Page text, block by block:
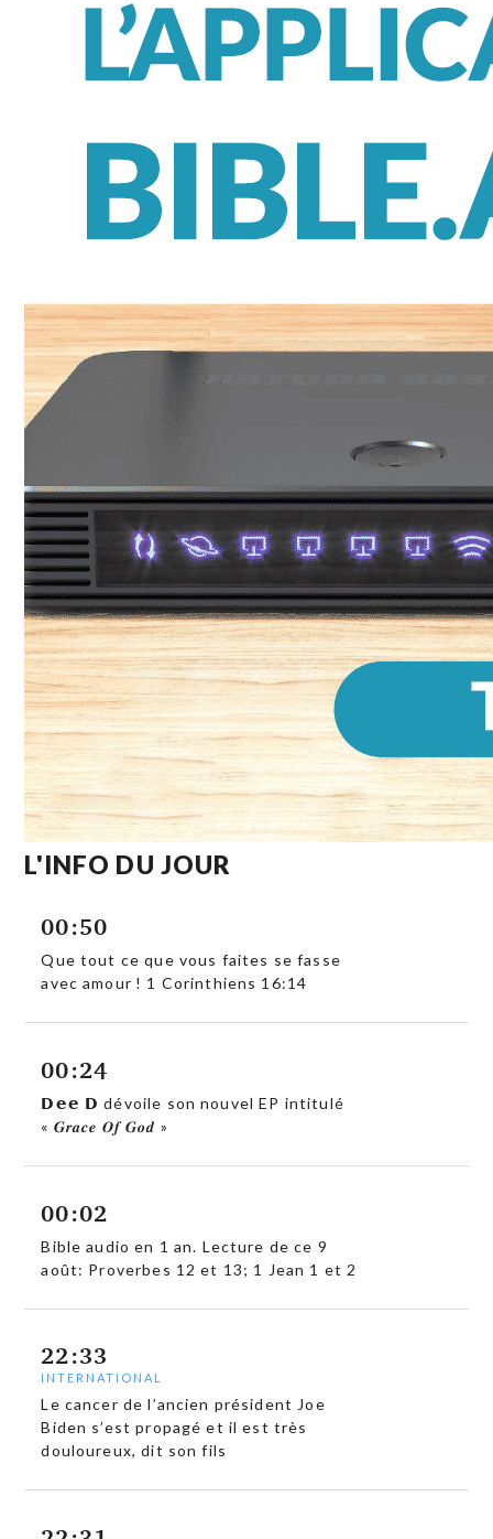
L'INFO DU JOUR
00:50
Que tout ce que vous faites se fasse
avec amour ! 1 Corinthiens 16:14
00:24
𝗗𝗲𝗲 𝗗 dévoile son nouvel EP intitulé
« 𝑮𝒓𝒂𝒄𝒆 𝑶𝒇 𝑮𝒐𝒅 »
00:02
Bible audio en 1 an. Lecture de ce 9
août: Proverbes 12 et 13; 1 Jean 1 et 2
22:33
INTERNATIONAL
Le cancer de l’ancien président Joe
Biden s’est propagé et il est très
douloureux, dit son fils